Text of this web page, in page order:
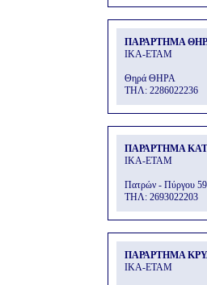
ΠΑΡΑΡΤΗΜΑ
ΙΚΑ-ΕΤΑΜ
Θηρά ΘΗΡΑ
THΛ: 2286022236
ΠΑΡΑΡΤΗΜΑ
ΙΚΑ-ΕΤΑΜ
Πατρών - Πύργου
THΛ: 2693022203
ΠΑΡΑΡΤΗΜΑ
ΙΚΑ-ΕΤΑΜ